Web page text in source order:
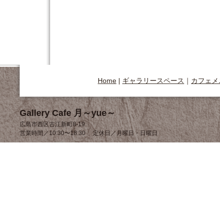
Home | ギャラリースペース ｜ カフェ
Gallery Cafe 月～yue～
広島市西区古江新町8-19
営業時間／10:30〜18:30 定休日／月曜日・日曜日